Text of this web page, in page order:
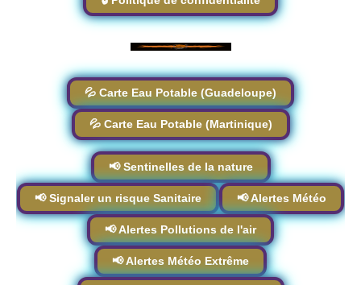
💦 Carte Eau Potable (Guadeloupe)
💦 Carte Eau Potable (Martinique)
📢 Sentinelles de la nature
📢 Signaler un risque Sanitaire 📢 Alertes Météo
📢 Alertes Pollutions de l'air
📢 Alertes Météo Extrême